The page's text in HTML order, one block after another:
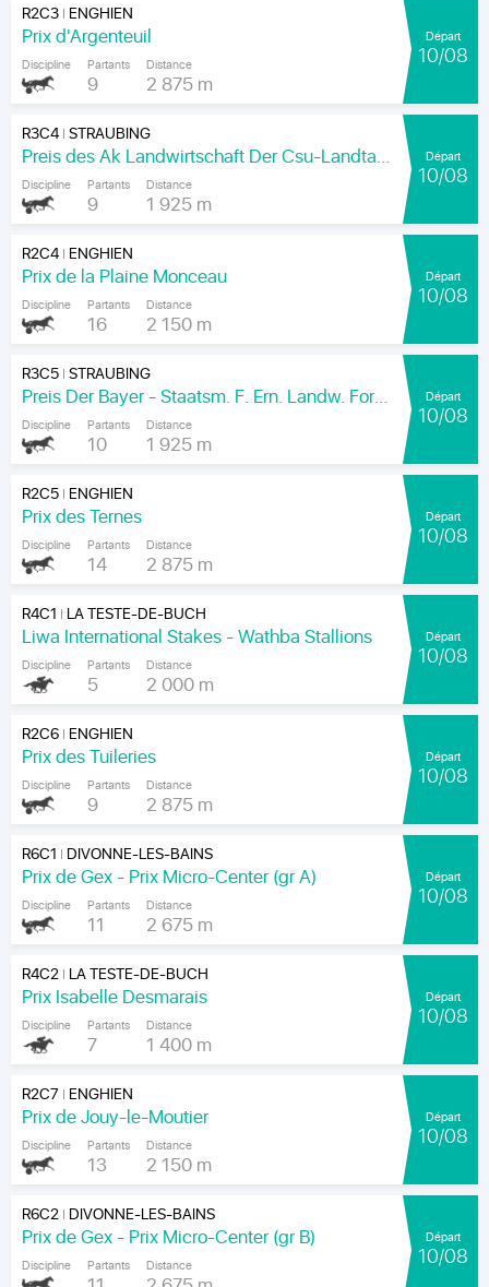
R2C3| ENGHIEN
Prix d'Argenteuil
Discipline Partants
9
Distance
2 875 m
Départ
10/08
R3C4|STRAUBING
Preis des Ak Landwirtschaft Der Csu-Landtagsfraktion
Discipline Partants
9
Distance
1 925 m
Départ
10/08
R2C4| ENGHIEN
Prix de la Plaine Monceau
Discipline Partants
16
Distance
2 150 m
Départ
10/08
R3C5|STRAUBING
Preis Der Bayer - Staatsm. F. Ern. Landw. Forsten Und Tourism
Discipline Partants
10
Distance
1 925 m
Départ
10/08
R2C5| ENGHIEN
Prix des Ternes
Discipline Partants
14
Distance
2 875 m
Départ
10/08
R4C1 | LA TESTE-DE-BUCH
Liwa International Stakes - Wathba Stallions
Discipline Partants
5
Distance
2 000 m
Départ
10/08
R2C6| ENGHIEN
Prix des Tuileries
Discipline Partants
9
Distance
2 875 m
Départ
10/08
R6C1 | DIVONNE-LES-BAINS
Prix de Gex - Prix Micro-Center (gr A)
Discipline Partants
11
Distance
2 675 m
Départ
10/08
R4C2| LA TESTE-DE-BUCH
Prix Isabelle Desmarais
Discipline Partants
7
Distance
1 400 m
Départ
10/08
R2C7 | ENGHIEN
Prix de Jouy-le-Moutier
Discipline Partants
13
Distance
2 150 m
Départ
10/08
R6C2| DIVONNE-LES-BAINS
Prix de Gex - Prix Micro-Center (gr B)
Discipline Partants Distance
Départ
10/08